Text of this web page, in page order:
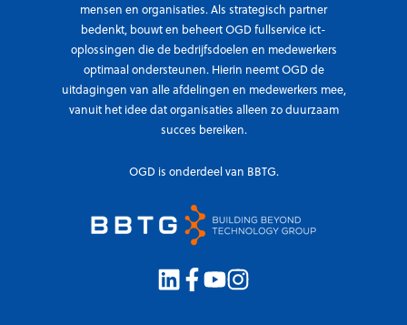
mensen en organisaties. Als strategisch partner
bedenkt, bouwt en beheert OGD fullservice ict-
oplossingen die de bedrijfsdoelen en medewerkers
optimaal ondersteunen. Hierin neemt OGD de
uitdagingen van alle afdelingen en medewerkers mee,
vanuit het idee dat organisaties alleen zo duurzaam
succes bereiken.
OGD is onderdeel van BBTG.